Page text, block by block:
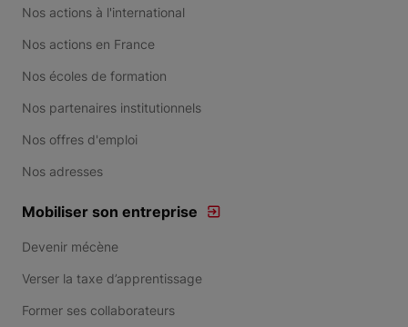
Nos actions à l'international
Nos actions en France
Nos écoles de formation
Nos partenaires institutionnels
Nos offres d'emploi
Nos adresses
Mobiliser son entreprise
Devenir mécène
Verser la taxe d’apprentissage
Former ses collaborateurs